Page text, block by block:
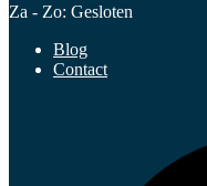
Za - Zo: Gesloten
Blog
Contact